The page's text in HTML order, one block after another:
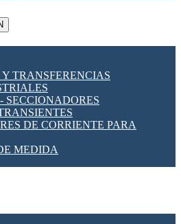
TRANSFERENCIAS
SECCIONADORES
DE CORRIENTE PARA
MEDIDA